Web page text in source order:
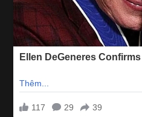
tận nơi bằng grabmiễn phí (
thể an tâm hơn khi đến với
ngày cuối năm
Quý Khách có thể lấy CODEkhi